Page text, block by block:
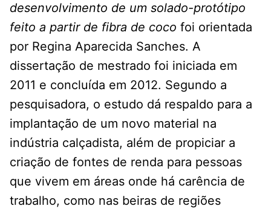
desenvolvimento de um solado-protótipo
feito a partir de fibra de coco foi orientada
por Regina Aparecida Sanches. A
dissertação de mestrado foi iniciada em
2011 e concluída em 2012. Segundo a
pesquisadora, o estudo dá respaldo para a
implantação de um novo material na
indústria calçadista, além de propiciar a
criação de fontes de renda para pessoas
que vivem em áreas onde há carência de
trabalho, como nas beiras de regiões